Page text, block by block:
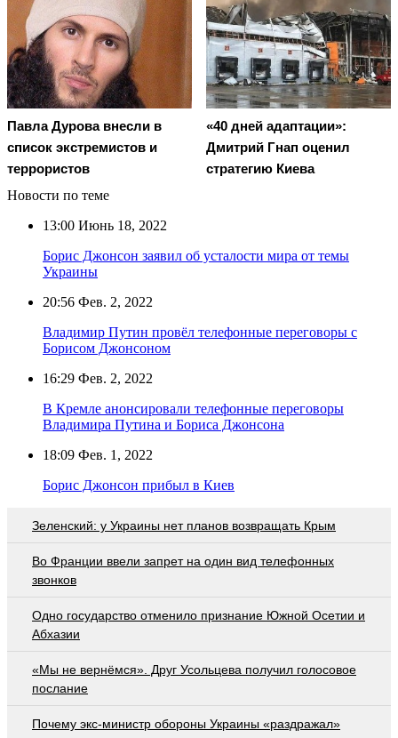
Павла Дурова внесли в
список экстремистов и
террористов
«40 дней адаптации»:
Дмитрий Гнап оценил
стратегию Киева
Новости по теме
13:00 Июнь 18, 2022
Борис Джонсон заявил об усталости мира от темы
Украины
20:56 Фев. 2, 2022
Владимир Путин провёл телефонные переговоры с
Борисом Джонсоном
16:29 Фев. 2, 2022
В Кремле анонсировали телефонные переговоры
Владимира Путина и Бориса Джонсона
18:09 Фев. 1, 2022
Борис Джонсон прибыл в Киев
Зеленский: у Украины нет планов возвращать Крым
Во Франции ввели запрет на один вид телефонных
звонков
Одно государство отменило признание Южной Осетии и
Абхазии
«Мы не вернёмся». Друг Усольцева получил голосовое
послание
Почему экс-министр обороны Украины «раздражал»